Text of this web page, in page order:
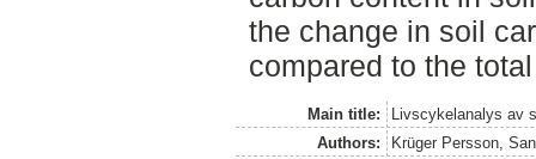
the change in soil
compared to the
Main title:
Livscykelanalys av
Authors:
Krüger Persson,